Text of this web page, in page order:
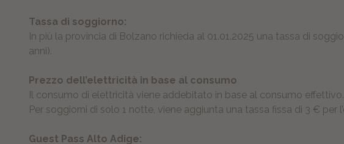
Tassa di soggiorno:
In più la provincia di Bolzano richieda al 01.01.2025 una tassa di
anni).
Prezzo dell’elettricità in base al consumo
Il consumo di elettricità viene addebitato in base al consumo
Per soggiorni di solo 1 notte, viene aggiunta una tassa fissa di 3 € per
Guest Pass Alto Adige: